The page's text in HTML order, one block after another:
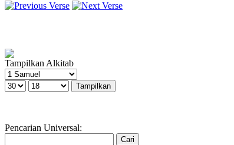
Tampilkan Alkitab
Pencarian Universal: